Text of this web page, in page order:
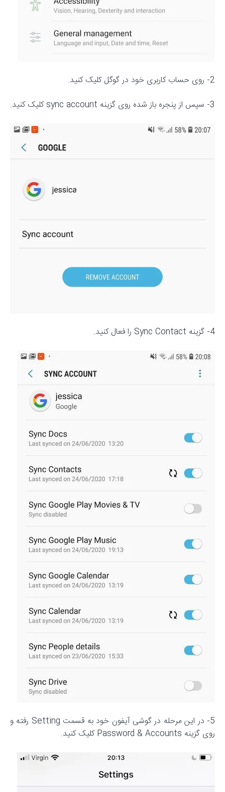
2- روی حساب کاربری خود در گوگل کلیک کنید.
3- سپس از پنجره باز شده روی گزینه sync account کلیک کنید.
4- گزینه Sync Contact را فعال کنید.
5- در این مرحله در گوشی آیفون خود به قسمت Setting رفته و
روی گزینه Password & Accounts کلیک کنید.